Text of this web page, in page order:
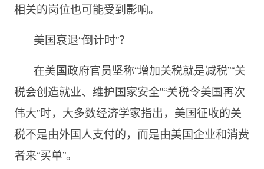
相关的岗位也可能受到影响。
美国衰退“倒计时”？
在美国政府官员坚称“增加关税就是减税”“关
税会创造就业、维护国家安全”“关税令美国再次
伟大”时，大多数经济学家指出，美国征收的关
税不是由外国人支付的，而是由美国企业和消费
者来“买单”。